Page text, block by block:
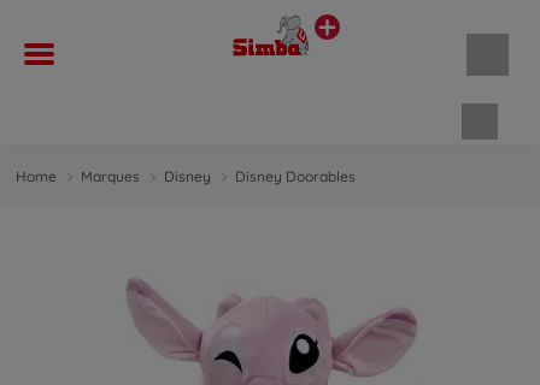
Home Marques Disney Disney Doorables